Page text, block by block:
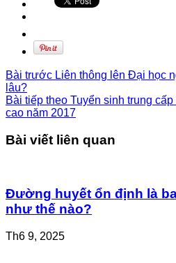
Bài trước Liên thông lên Đại học
lâu?
Bài tiếp theo Tuyển sinh trung
cao năm 2017
Bài viết liên quan
Đường huyết ổn định là
như thế nào?
Th6 9, 2025